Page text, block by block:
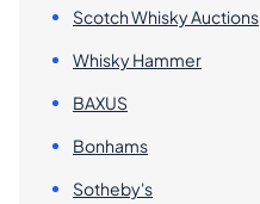
Scotch Whisky Auctions
Whisky Hammer
BAXUS
Bonhams
Sotheby's